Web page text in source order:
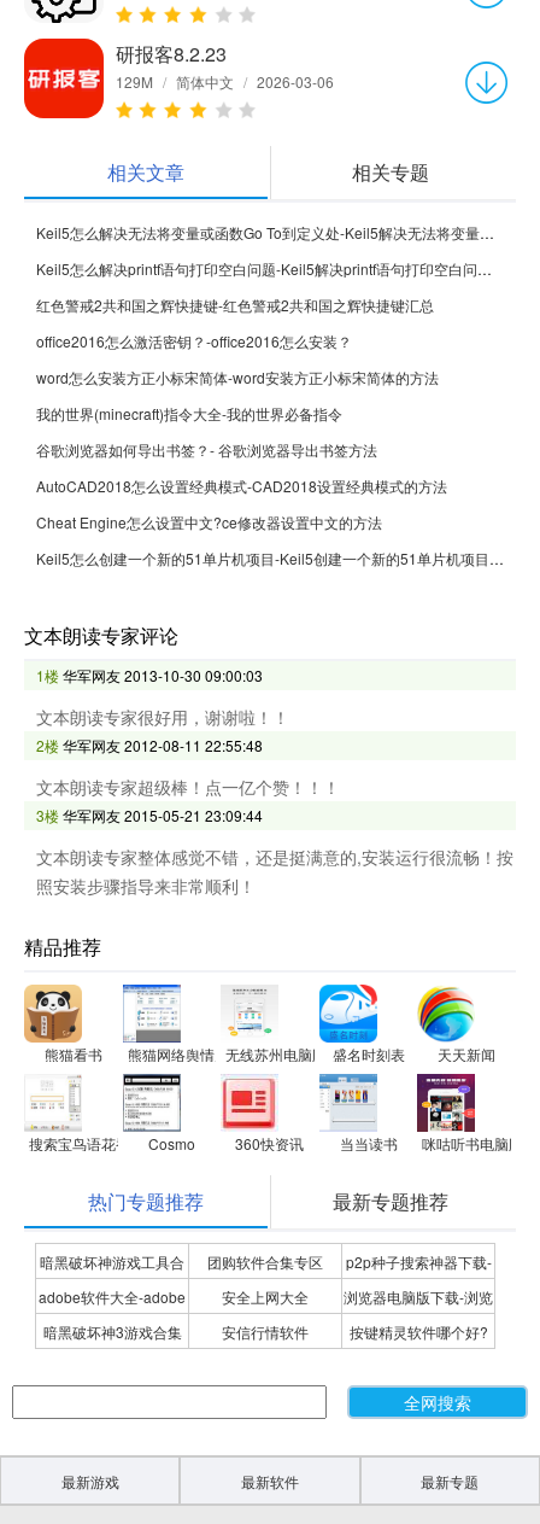
研报客8.2.23
129M / 简体中文 / 2026-03-06
相关文章 相关专题
Keil5怎么解决无法将变量或函数Go To到定义处-Keil5解决无法将变量或函数Go To到定义处的方法
Keil5怎么解决printf语句打印空白问题-Keil5解决printf语句打印空白问题的方法
红色警戒2共和国之辉快捷键-红色警戒2共和国之辉快捷键汇总
office2016怎么激活密钥？-office2016怎么安装？
word怎么安装方正小标宋简体-word安装方正小标宋简体的方法
我的世界(minecraft)指令大全-我的世界必备指令
谷歌浏览器如何导出书签？- 谷歌浏览器导出书签方法
AutoCAD2018怎么设置经典模式-CAD2018设置经典模式的方法
Cheat Engine怎么设置中文?ce修改器设置中文的方法
Keil5怎么创建一个新的51单片机项目-Keil5创建一个新的51单片机项目的方法
文本朗读专家评论
1楼华军网友2013-10-30 09:00:03
文本朗读专家很好用，谢谢啦！！
2楼华军网友2012-08-11 22:55:48
文本朗读专家超级棒！点一亿个赞！！！
3楼华军网友2015-05-21 23:09:44
文本朗读专家整体感觉不错，还是挺满意的,安装运行很流畅！按
照安装步骤指导来非常顺利！
精品推荐
熊猫看书 熊猫网络舆情监测无线苏州电脑版 盛名时刻表 天天新闻
搜索宝鸟语花香在线音乐收音机
Cosmo 360快资讯 当当读书 咪咕听书电脑版
热门专题推荐 最新专题推荐
暗黑破坏神游戏工具合
集
团购软件合集专区
p2p种子搜索神器下载-
P2P种子搜索神器专题
adobe软件大全-adobe
全系列软件下载-adobe
安全上网大全
浏览器电脑版下载-浏览
器下载合集
暗黑破坏神3游戏合集 安信行情软件
按键精灵软件哪个好?
最新游戏 最新软件 最新专题